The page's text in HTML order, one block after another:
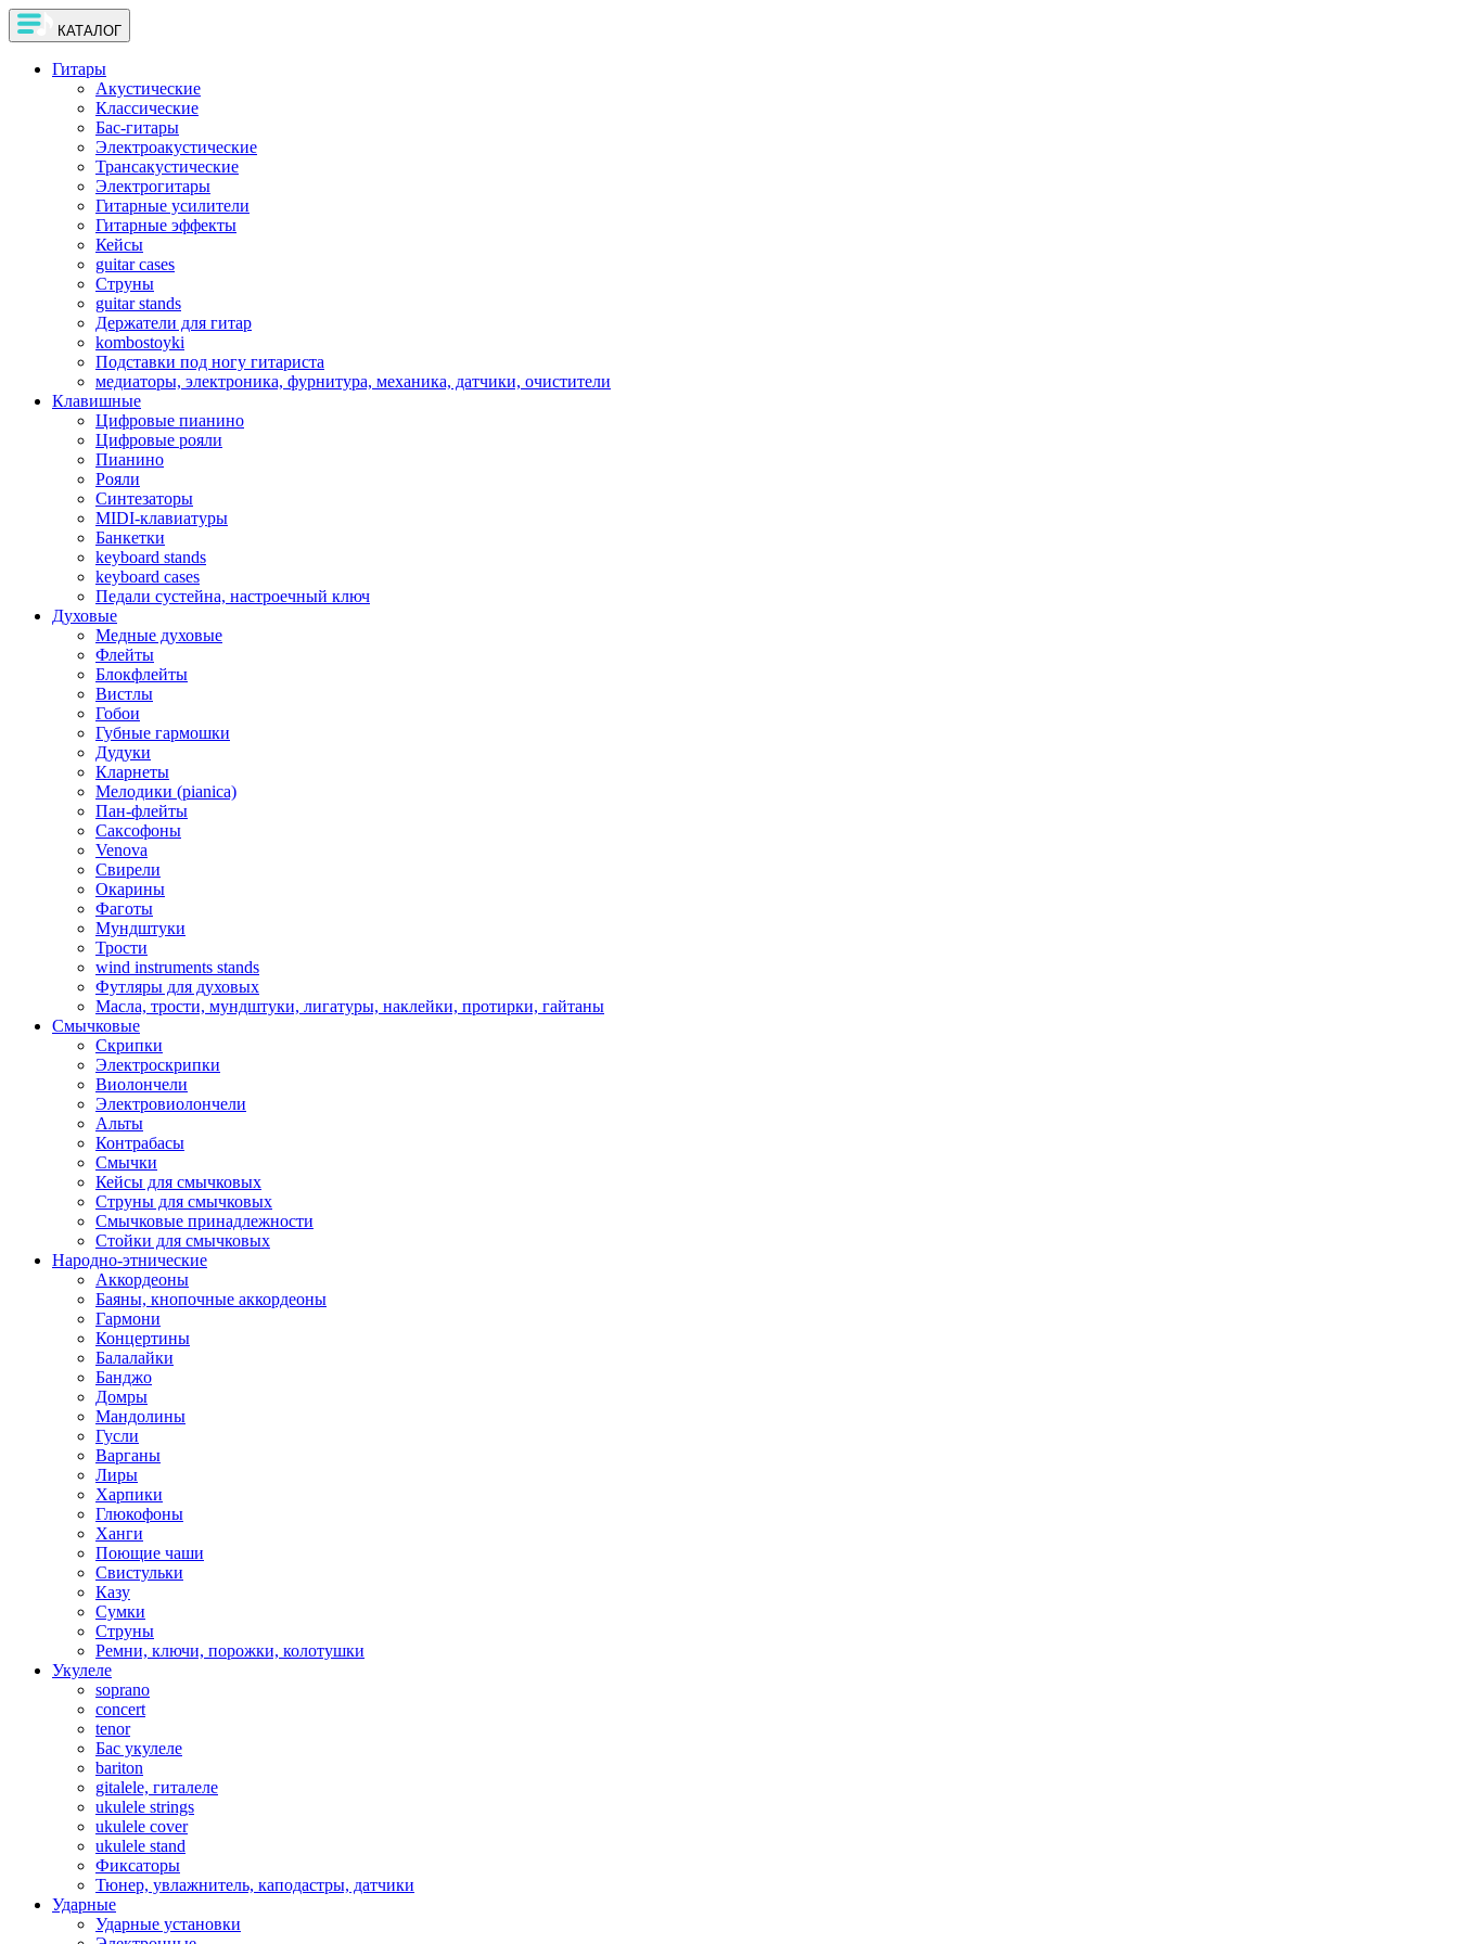
КАТАЛОГ
Гитары
Акустические
Классические
Бас-гитары
Электроакустические
Трансакустические
Электрогитары
Гитарные усилители
Гитарные эффекты
Кейсы
guitar cases
Струны
guitar stands
Держатели для гитар
kombostoyki
Подставки под ногу гитариста
медиаторы, электроника, фурнитура, механика, датчики, очистители
Клавишные
Цифровые пианино
Цифровые рояли
Пианино
Рояли
Синтезаторы
MIDI-клавиатуры
Банкетки
keyboard stands
keyboard cases
Педали сустейна, настроечный ключ
Духовые
Медные духовые
Флейты
Блокфлейты
Вистлы
Гобои
Губные гармошки
Дудуки
Кларнеты
Мелодики (pianica)
Пан-флейты
Саксофоны
Venova
Свирели
Окарины
Фаготы
Мундштуки
Трости
wind instruments stands
Футляры для духовых
Масла, трости, мундштуки, лигатуры, наклейки, протирки, гайтаны
Смычковые
Скрипки
Электроскрипки
Виолончели
Электровиолончели
Альты
Контрабасы
Смычки
Кейсы для смычковых
Струны для смычковых
Смычковые принадлежности
Стойки для смычковых
Народно-этнические
Аккордеоны
Баяны, кнопочные аккордеоны
Гармони
Концертины
Балалайки
Банджо
Домры
Мандолины
Гусли
Варганы
Лиры
Харпики
Глюкофоны
Ханги
Поющие чаши
Свистульки
Казу
Сумки
Струны
Ремни, ключи, порожки, колотушки
Укулеле
soprano
concert
tenor
Бас укулеле
bariton
gitalele, гиталеле
ukulele strings
ukulele cover
ukulele stand
Фиксаторы
Тюнер, увлажнитель, каподастры, датчики
Ударные
Ударные установки